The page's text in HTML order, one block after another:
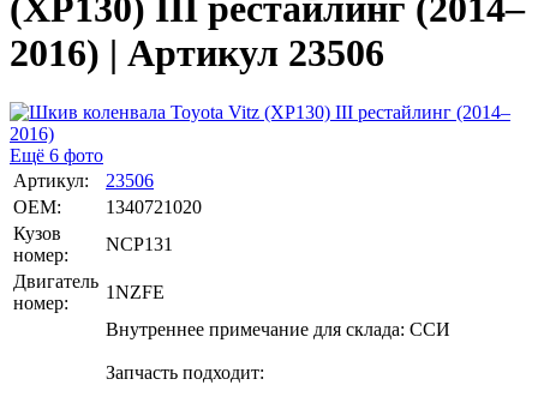
(XP130) III рестайлинг (2014–
2016) | Артикул 23506
Ещё 6 фото
Артикул:
23506
OEM:
1340721020
Кузов
номер:
NCP131
Двигатель
номер:
1NZFE
Внутреннее примечание для склада: ССИ
Запчасть подходит: